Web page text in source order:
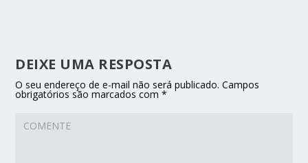
DEIXE UMA RESPOSTA
O seu endereço de e-mail não será publicado. Campos
obrigatórios são marcados com*